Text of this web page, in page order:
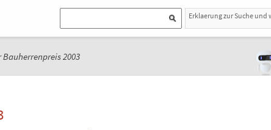
Erklaerung zur Suche
2003